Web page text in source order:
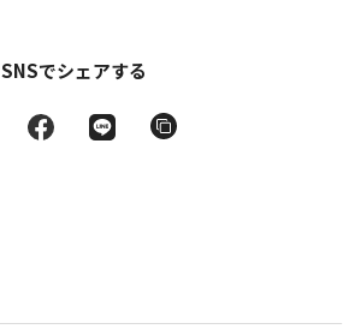
SNSでシェアする